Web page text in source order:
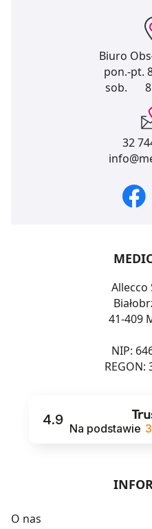
Biuro
pon.-pt.
sob.
32
Allecco
41-409
NIP:
REGON:
4.9
Na podstawie
O nas